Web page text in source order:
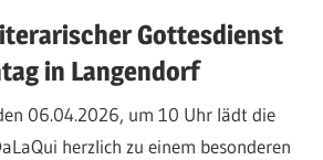
Gottesdienst
in Langendorf
06.04.2026, um 10 Uhr lädt die
herzlich zu einem besonderen